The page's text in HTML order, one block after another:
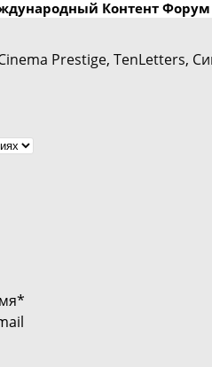
Контент
Prestige, TenLetters,